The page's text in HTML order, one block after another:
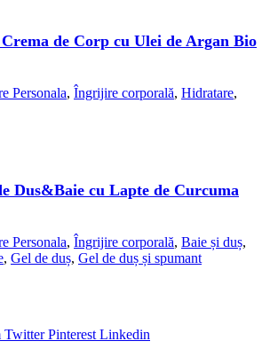
de Corp cu Ulei de Argan Bio
Personala, Îngrijire corporală, Hidratare,
Dus&Baie cu Lapte de Curcuma
Personala, Îngrijire corporală, Baie și duș,
, Gel de duș, Gel de duș și spumant
Twitter Pinterest Linkedin